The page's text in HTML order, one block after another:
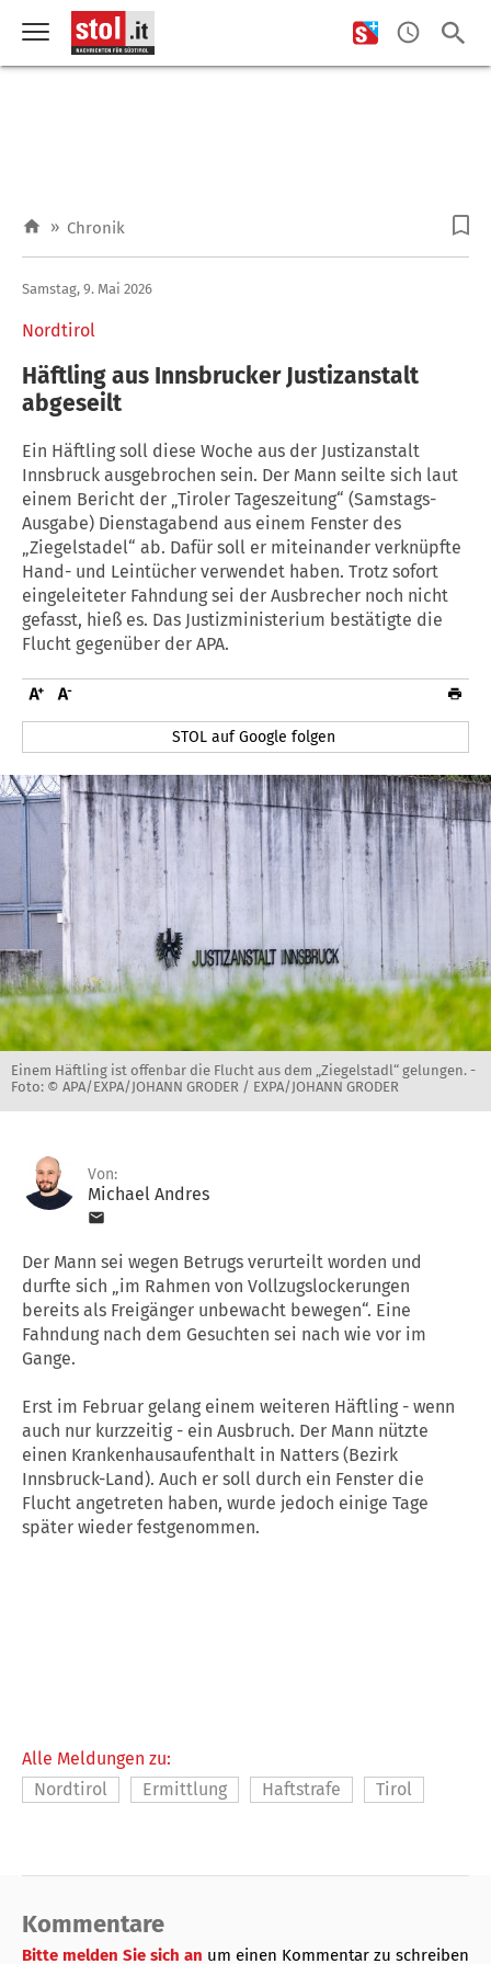
» Chronik
Nordtirol
Samstag, 9. Mai 2026
Häftling aus Innsbrucker Justizanstalt
abgeseilt
Ein Häftling soll diese Woche aus der Justizanstalt
Innsbruck ausgebrochen sein. Der Mann seilte sich laut
einem Bericht der „Tiroler Tageszeitung“ (Samstags-
Ausgabe) Dienstagabend aus einem Fenster des
„Ziegelstadel“ ab. Dafür soll er miteinander verknüpfte
Hand- und Leintücher verwendet haben. Trotz sofort
eingeleiteter Fahndung sei der Ausbrecher noch nicht
gefasst, hieß es. Das Justizministerium bestätigte die
Flucht gegenüber der APA.
STOL auf Google folgen
Einem Häftling ist offenbar die Flucht aus dem „Ziegelstadl“ gelungen. -
Foto: © APA/EXPA/JOHANN GRODER / EXPA/JOHANN GRODER
Von:
Michael Andres
Der Mann sei wegen Betrugs verurteilt worden und
durfte sich „im Rahmen von Vollzugslockerungen
bereits als Freigänger unbewacht bewegen“. Eine
Fahndung nach dem Gesuchten sei nach wie vor im
Gange.
Erst im Februar gelang einem weiteren Häftling - wenn
auch nur kurzzeitig - ein Ausbruch. Der Mann nützte
einen Krankenhausaufenthalt in Natters (Bezirk
Innsbruck-Land). Auch er soll durch ein Fenster die
Flucht angetreten haben, wurde jedoch einige Tage
später wieder festgenommen.
Alle Meldungen zu:
Nordtirol
Ermittlung Haftstrafe Tirol
Kommentare
Bitte melden Sie sich an um einen Kommentar zu schreiben